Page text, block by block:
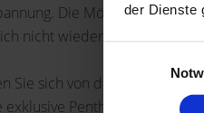
der Dienste
Die Möglichkeit, in
nicht wiederholen wird.
Sie sich von diesem
exklusive Penthouse-